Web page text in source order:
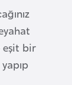
eşit bir